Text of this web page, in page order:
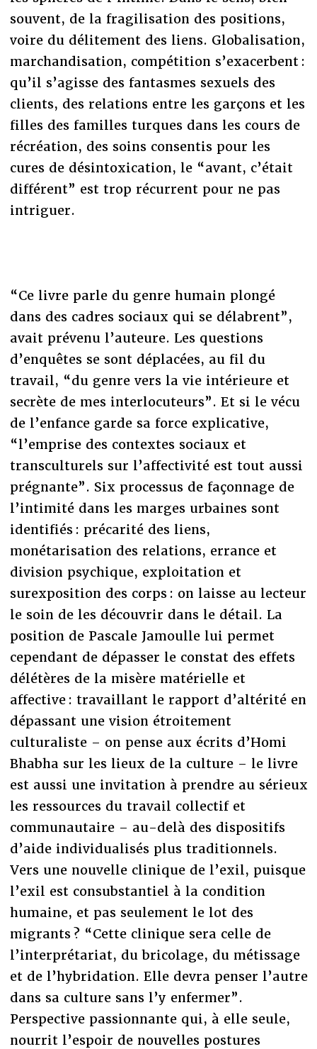
souvent, de la fragilisation des positions,
voire du délitement des liens. Globalisation,
marchandisation, compétition s’exacerbent :
qu’il s’agisse des fantasmes sexuels des
clients, des relations entre les garçons et les
filles des familles turques dans les cours de
récréation, des soins consentis pour les
cures de désintoxication, le “avant, c’était
différent” est trop récurrent pour ne pas
intriguer.
“Ce livre parle du genre humain plongé
dans des cadres sociaux qui se délabrent”,
avait prévenu l’auteure. Les questions
d’enquêtes se sont déplacées, au fil du
travail, “du genre vers la vie intérieure et
secrète de mes interlocuteurs”. Et si le vécu
de l’enfance garde sa force explicative,
“l’emprise des contextes sociaux et
transculturels sur l’affectivité est tout aussi
prégnante”. Six processus de façonnage de
l’intimité dans les marges urbaines sont
identifiés : précarité des liens,
monétarisation des relations, errance et
division psychique, exploitation et
surexposition des corps : on laisse au lecteur
le soin de les découvrir dans le détail. La
position de Pascale Jamoulle lui permet
cependant de dépasser le constat des effets
délétères de la misère matérielle et
affective : travaillant le rapport d’altérité en
dépassant une vision étroitement
culturaliste – on pense aux écrits d’Homi
Bhabha sur les lieux de la culture – le livre
est aussi une invitation à prendre au sérieux
les ressources du travail collectif et
communautaire – au-delà des dispositifs
d’aide individualisés plus traditionnels.
Vers une nouvelle clinique de l’exil, puisque
l’exil est consubstantiel à la condition
humaine, et pas seulement le lot des
migrants ? “Cette clinique sera celle de
l’interprétariat, du bricolage, du métissage
et de l’hybridation. Elle devra penser l’autre
dans sa culture sans l’y enfermer”.
Perspective passionnante qui, à elle seule,
nourrit l’espoir de nouvelles postures